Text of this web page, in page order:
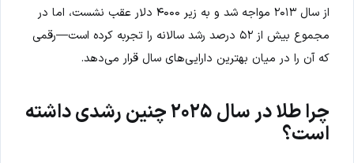
از سال ۲۰۱۳ مواجه شد و به زیر ۴۰۰۰ دلار عقب نشست، اما در
مجموع بیش از ۵۲ درصد رشد سالانه را تجربه کرده است—رقمی
که آن را در میان بهترین دارایی‌های سال قرار می‌دهد.
چرا طلا در سال ۲۰۲۵ چنین رشدی داشته
است؟